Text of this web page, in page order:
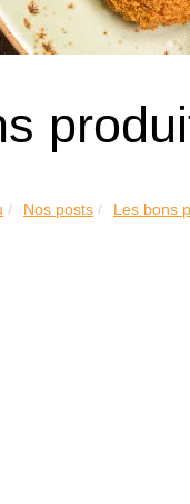
Nos posts Les bons